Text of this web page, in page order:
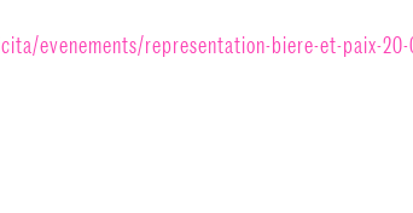
evenements/representation-biere-et-paix-20-